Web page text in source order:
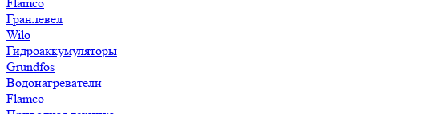
Гранлевел
Wilo
Гидроаккумуляторы
Grundfos
Водонагреватели
Flamco